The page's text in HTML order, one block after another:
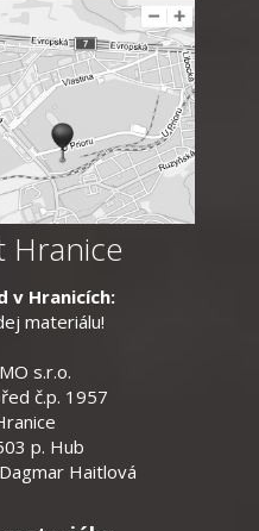
v Hranicích:
materiálu!
s.r.o.
č.p. 1957
p. Hub
Haitlová